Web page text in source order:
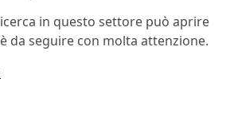
in questo settore può aprire
da seguire con molta attenzione.